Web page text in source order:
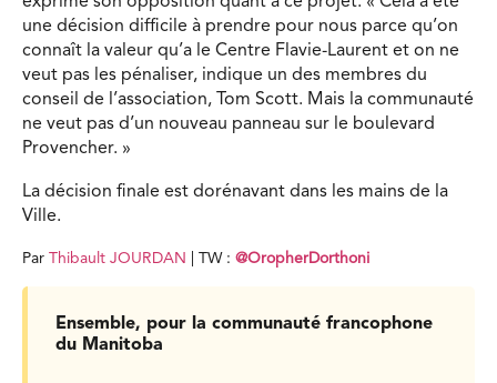
une décision difficile à prendre pour nous parce qu’on
connaît la valeur qu’a le Centre Flavie-Laurent et on ne
veut pas les pénaliser, indique un des membres du
conseil de l’association, Tom Scott. Mais la communauté
ne veut pas d’un nouveau panneau sur le boulevard
Provencher. »
La décision finale est dorénavant dans les mains de la
Ville.
Par Thibault JOURDAN | TW : @OropherDorthoni
Ensemble, pour la communauté francophone
du Manitoba